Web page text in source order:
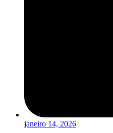
janeiro 14, 2026